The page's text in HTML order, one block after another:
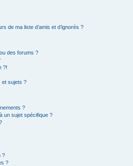
de ma liste d’amis et d’ignorés ?
des forums ?
?!
et sujets ?
?
un sujet spécifique ?
?
?